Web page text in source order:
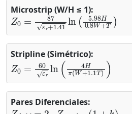
Microstrip (W/H ≤ 1):
Z0=87εr+1.41ln( 5.98H 0.8
Stripline (Simétrico):
Z0=60εrln(4Hπ(W+ 1.1
Pares Diferenciales:
Zdif=2⋅Zsingle⋅(1+